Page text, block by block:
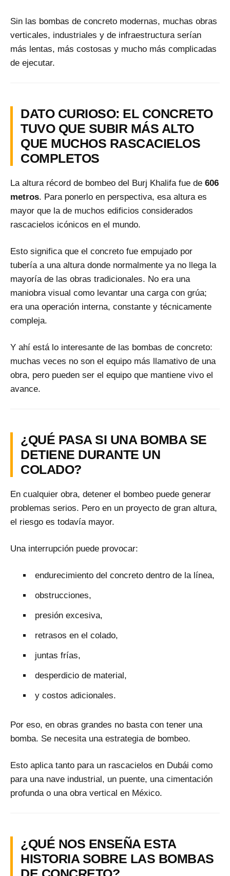
Sin las bombas de concreto modernas, muchas obras
verticales, industriales y de infraestructura serían
más lentas, más costosas y mucho más complicadas
de ejecutar.
DATO CURIOSO: EL CONCRETO
TUVO QUE SUBIR MÁS ALTO
QUE MUCHOS RASCACIELOS
COMPLETOS
La altura récord de bombeo del Burj Khalifa fue de 606
metros. Para ponerlo en perspectiva, esa altura es
mayor que la de muchos edificios considerados
rascacielos icónicos en el mundo.
Esto significa que el concreto fue empujado por
tubería a una altura donde normalmente ya no llega la
mayoría de las obras tradicionales. No era una
maniobra visual como levantar una carga con grúa;
era una operación interna, constante y técnicamente
compleja.
Y ahí está lo interesante de las bombas de concreto:
muchas veces no son el equipo más llamativo de una
obra, pero pueden ser el equipo que mantiene vivo el
avance.
¿QUÉ PASA SI UNA BOMBA SE
DETIENE DURANTE UN
COLADO?
En cualquier obra, detener el bombeo puede generar
problemas serios. Pero en un proyecto de gran altura,
el riesgo es todavía mayor.
Una interrupción puede provocar:
endurecimiento del concreto dentro de la línea,
obstrucciones,
presión excesiva,
retrasos en el colado,
juntas frías,
desperdicio de material,
y costos adicionales.
Por eso, en obras grandes no basta con tener una
bomba. Se necesita una estrategia de bombeo.
Esto aplica tanto para un rascacielos en Dubái como
para una nave industrial, un puente, una cimentación
profunda o una obra vertical en México.
¿QUÉ NOS ENSEÑA ESTA
HISTORIA SOBRE LAS BOMBAS